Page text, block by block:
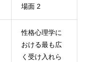
場面 2
性格心理学に
おける最も広
く受け入れら